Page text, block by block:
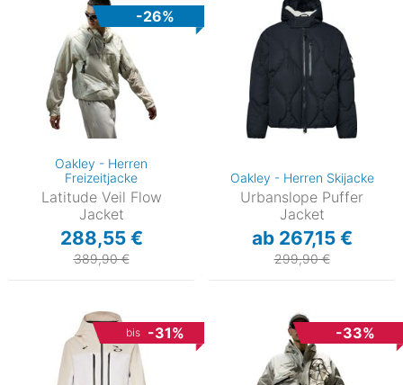
-26%
Oakley - Herren
Freizeitjacke
Latitude Veil Flow
Jacket
288,55 €
389,90 €
Oakley - Herren Skijacke
Urbanslope Puffer
Jacket
ab 267,15 €
299,90 €
bis -31% -33%